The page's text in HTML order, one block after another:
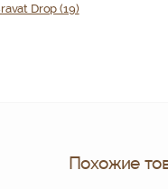
Drop (19)
Похожие